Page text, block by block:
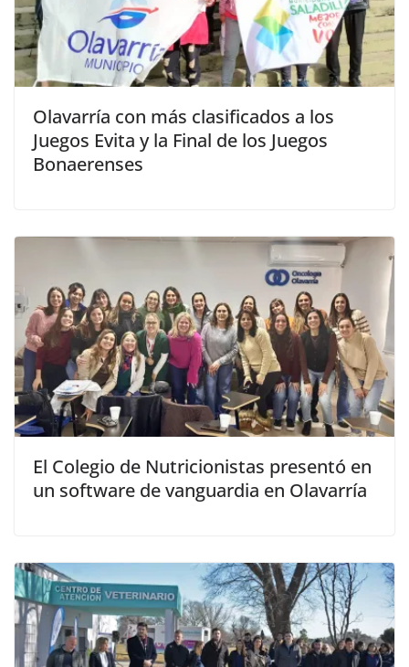
Olavarría con más clasificados a los
Juegos Evita y la Final de los Juegos
Bonaerenses
El Colegio de Nutricionistas presentó en
un software de vanguardia en Olavarría